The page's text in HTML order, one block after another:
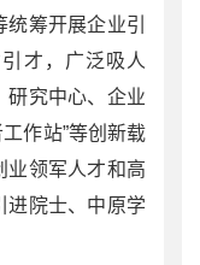
筹开展企业引
才，广泛吸人
研究中心、企业
作站”等创新载
业领军人才和高
进院士、中原学